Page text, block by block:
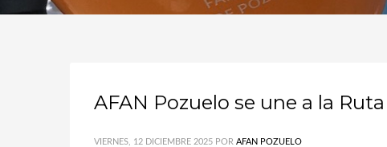
AFAN Pozuelo se une a la
VIERNES, 12 DICIEMBRE 2025 POR AFAN POZUELO